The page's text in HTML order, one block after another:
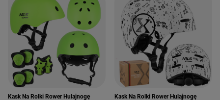
Kask Na Rolki Rower Hulajnogę
Kask Na Rolki Rower Hulajnogę